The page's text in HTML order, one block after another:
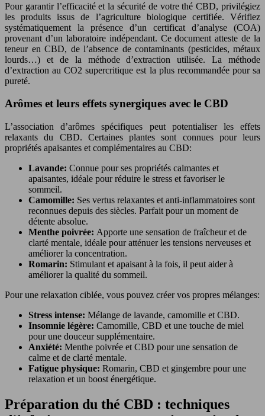
Pour garantir l’efficacité et la sécurité de votre thé CBD, privilégiez
les produits issus de l’agriculture biologique certifiée. Vérifiez
systématiquement la présence d’un certificat d’analyse (COA)
provenant d’un laboratoire indépendant. Ce document atteste de la
teneur en CBD, de l’absence de contaminants (pesticides, métaux
lourds…) et de la méthode d’extraction utilisée. La méthode
d’extraction au CO2 supercritique est la plus recommandée pour sa
pureté.
Arômes et leurs effets synergiques avec le CBD
L’association d’arômes spécifiques peut potentialiser les effets
relaxants du CBD. Certaines plantes sont connues pour leurs
propriétés apaisantes et complémentaires au CBD:
Lavande: Connue pour ses propriétés calmantes et
apaisantes, idéale pour réduire le stress et favoriser le
sommeil.
Camomille: Ses vertus relaxantes et anti-inflammatoires sont
reconnues depuis des siècles. Parfait pour un moment de
détente absolue.
Menthe poivrée: Apporte une sensation de fraîcheur et de
clarté mentale, idéale pour atténuer les tensions nerveuses et
améliorer la concentration.
Romarin: Stimulant et apaisant à la fois, il peut aider à
améliorer la qualité du sommeil.
Pour une relaxation ciblée, vous pouvez créer vos propres mélanges:
Stress intense: Mélange de lavande, camomille et CBD.
Insomnie légère: Camomille, CBD et une touche de miel
pour une douceur supplémentaire.
Anxiété: Menthe poivrée et CBD pour une sensation de
calme et de clarté mentale.
Fatigue physique: Romarin, CBD et gingembre pour une
relaxation et un boost énergétique.
Préparation du thé CBD : techniques